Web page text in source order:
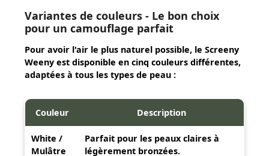
Variantes de couleurs - Le bon choix
pour un camouflage parfait
Pour avoir l'air le plus naturel possible, le Screeny
Weeny est disponible en cinq couleurs différentes,
adaptées à tous les types de peau :
Couleur Description
White /
Mulâtre
Parfait pour les peaux claires à
légèrement bronzées.